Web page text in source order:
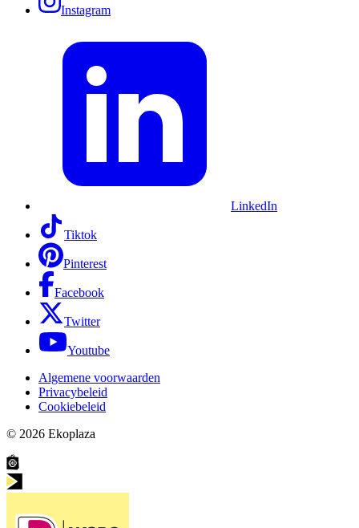
Instagram
LinkedIn
Tiktok
Pinterest
Facebook
Twitter
Youtube
Algemene voorwaarden
Privacybeleid
Cookiebeleid
© 2026 Ekoplaza